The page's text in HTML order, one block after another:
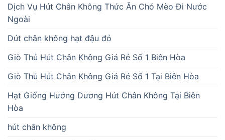
Dịch Vụ Hút Chân Không Thức Ăn Chó Mèo Đi Nước
Ngoài
Dút chân không hạt đậu đỏ
Giò Thủ Hút Chân Không Giá Rẻ Số 1 Biên Hòa
Giò Thủ Hút Chân Không Giá Rẻ Số 1 Tại Biên Hòa
Hạt Giống Hướng Dương Hút Chân Không Tại Biên
Hòa
hút chân không